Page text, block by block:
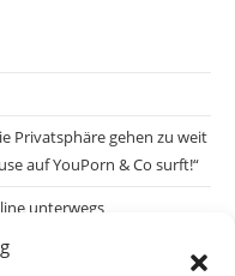
Privatsphäre gehen zu weit
auf YouPorn & Co surft!“
unterwegs
nach einem Anschlag wäre